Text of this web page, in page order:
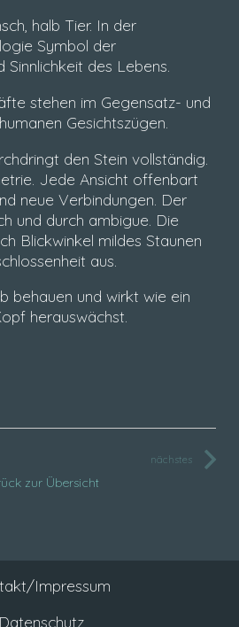
halb Tier. In der
Symbol der
Sinnlichkeit des Lebens.
stehen im Gegensatz- und
Gesichtszügen.
den Stein vollständig.
Jede Ansicht offenbart
neue Verbindungen. Der
und durch ambigue. Die
Blickwinkel mildes Staunen
aus.
behauen und wirkt wie ein
herauswächst.
nächstes
zur Übersicht
Impressum
Datenschutz